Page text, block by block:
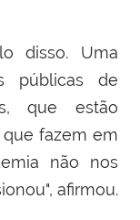
disso. Uma
públicas de
que estão
fazem em
não nos
afirmou.